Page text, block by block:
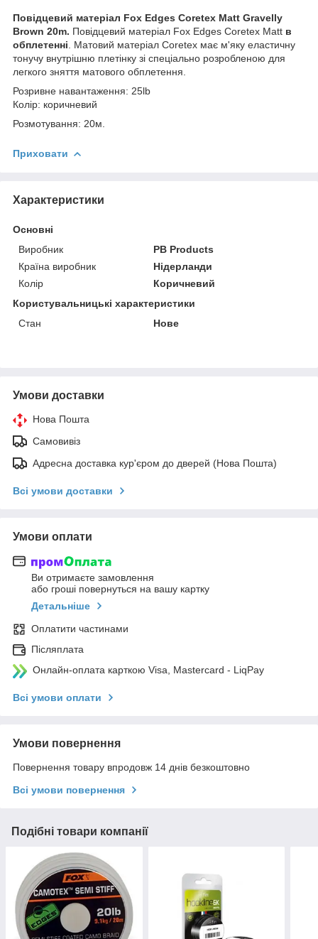
Повідцевий матеріал Fox Edges Coretex Matt Gravelly
Brown 20m. Повідцевий матеріал Fox Edges Coretex Matt в
обплетенні . Матовий матеріал Coretex має м'яку еластичну
тонучу внутрішню плетінку зі спеціально розробленою для
легкого зняття матового обплетення.
Розривне навантаження: 25lb
Колір: коричневий
Розмотування: 20м.
Приховати
Характеристики
Основні
Виробник
PB Products
Країна виробник
Нідерланди
Колір
Коричневий
Користувальницькі характеристики
Стан
Нове
Умови доставки
Нова Пошта
Самовивіз
Адресна доставка кур'єром до дверей (Нова Пошта)
Всі умови доставки
Умови оплати
Ви отримаєте замовлення
або гроші повернуться на вашу картку
Детальніше
Оплатити частинами
Післяплата
Онлайн-оплата карткою Visa, Mastercard - LiqPay
Всі умови оплати
Умови повернення
Повернення товару впродовж 14 днів безкоштовно
Всі умови повернення
Подібні товари компанії